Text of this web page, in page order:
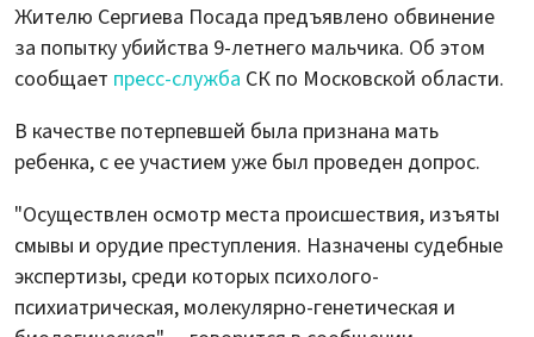
Жителю Сергиева Посада предъявлено обвинение
за попытку убийства 9-летнего мальчика. Об этом
сообщает пресс-служба СК по Московской области.
В качестве потерпевшей была признана мать
ребенка, с ее участием уже был проведен допрос.
"Осуществлен осмотр места происшествия, изъяты
смывы и орудие преступления. Назначены судебные
экспертизы, среди которых психолого-
психиатрическая, молекулярно-генетическая и